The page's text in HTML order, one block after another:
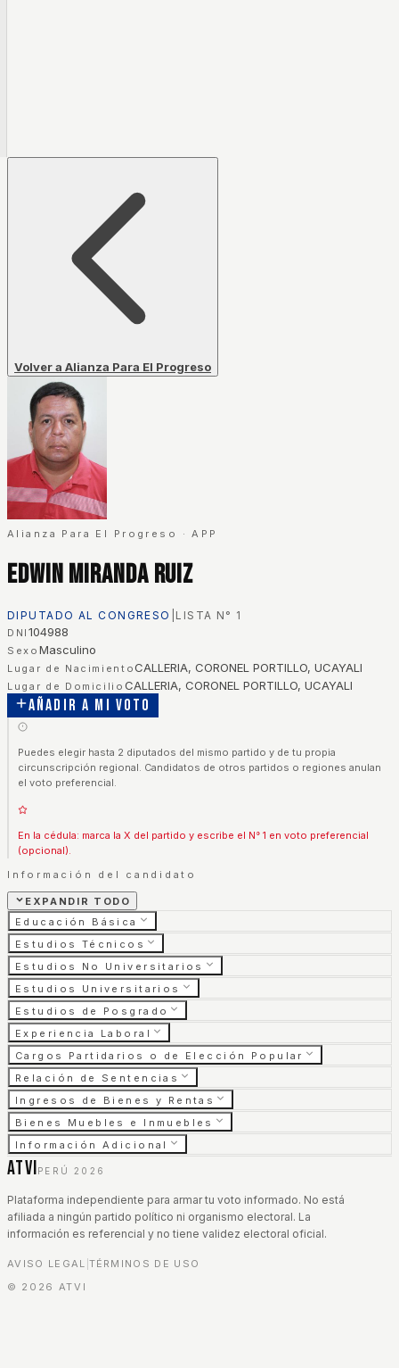
Volver a Alianza Para El Progreso
Alianza Para El Progreso ·APP
Edwin Miranda Ruiz
DIPUTADO AL CONGRESO LISTA N° 1
DNI 104988
Sexo Masculino
Lugar de NacimientoCALLERIA, CORONEL PORTILLO, UCAYALI
Lugar de Domicilio CALLERIA, CORONEL PORTILLO, UCAYALI
Añadir a mi voto
Puedes elegir hasta 2 diputados del mismo partido y de tu propia
circunscripción regional. Candidatos de otros partidos o regiones anulan
el voto preferencial.
En la cédula: marca la X del partido y escribe el N° 1 en voto preferencial
(opcional).
Información del candidato
EXPANDIR TODO
Educación Básica
Estudios Técnicos
Estudios No Universitarios
Estudios Universitarios
Estudios de Posgrado
Experiencia Laboral
Cargos Partidarios o de Elección Popular
Relación de Sentencias
Ingresos de Bienes y Rentas
Bienes Muebles e Inmuebles
Información Adicional
ATVI PERÚ 2026
Plataforma independiente para armar tu voto informado. No está
afiliada a ningún partido político ni organismo electoral. La
información es referencial y no tiene validez electoral oficial.
AVISO LEGAL TÉRMINOS DE USO
© 2026 ATVI